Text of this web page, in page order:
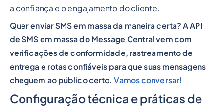
a confiança e o engajamento do cliente.
Quer enviar SMS em massa da maneira certa? A API
de SMS em massa do Message Central vem com
verificações de conformidade, rastreamento de
entrega e rotas confiáveis para que suas mensagens
cheguem ao público certo.Vamos conversar!
Configuração técnica e práticas de